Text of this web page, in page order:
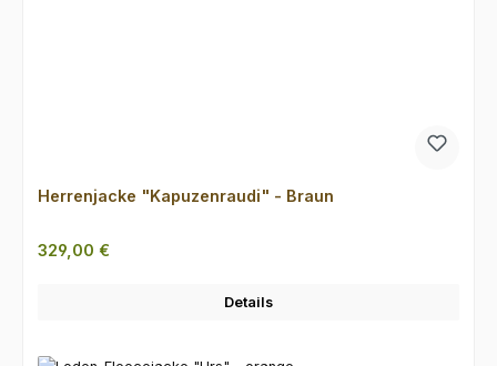
Herrenjacke "Kapuzenraudi" - Braun
Regulärer Preis:
329,00 €
Details